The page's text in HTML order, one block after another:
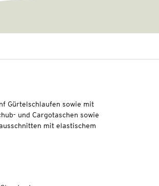
Gürtelschlaufen sowie mit
und Cargotaschen sowie
mit elastischem